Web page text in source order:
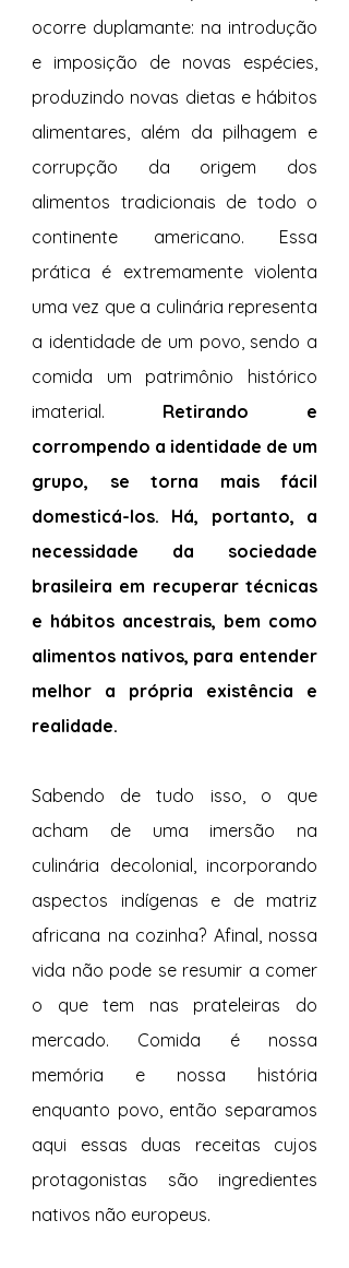
ocorre duplamante: na introdução
e imposição de novas espécies,
produzindo novas dietas e hábitos
alimentares, além da pilhagem e
corrupção da origem dos
alimentos tradicionais de todo o
continente americano. Essa
prática é extremamente violenta
uma vez que a culinária representa
a identidade de um povo, sendo a
comida um patrimônio histórico
imaterial. Retirando e
corrompendo a identidade de um
grupo, se torna mais fácil
domesticá-los. Há, portanto, a
necessidade da sociedade
brasileira em recuperar técnicas
e hábitos ancestrais, bem como
alimentos nativos, para entender
melhor a própria existência e
realidade.
Sabendo de tudo isso, o que
acham de uma imersão na
culinária decolonial, incorporando
aspectos indígenas e de matriz
africana na cozinha? Afinal, nossa
vida não pode se resumir a comer
o que tem nas prateleiras do
mercado. Comida é nossa
memória e nossa história
enquanto povo, então separamos
aqui essas duas receitas cujos
protagonistas são ingredientes
nativos não europeus.